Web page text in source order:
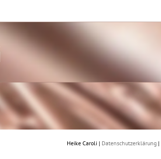
Heike Caroli | Datenschutzerklärung|